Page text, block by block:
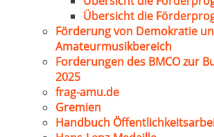
Übersicht die
Förderung von Demokratie
Amateurmusikbereich
Forderungen des BMCO zur
2025
frag-amu.de
Gremien
Handbuch